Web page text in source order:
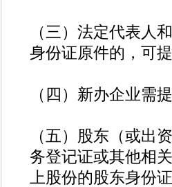
（三）法定代表人
身份证原件的，可
（四）新办企业需
（五）股东（或出
务登记证或其他相
上股份的股东身份